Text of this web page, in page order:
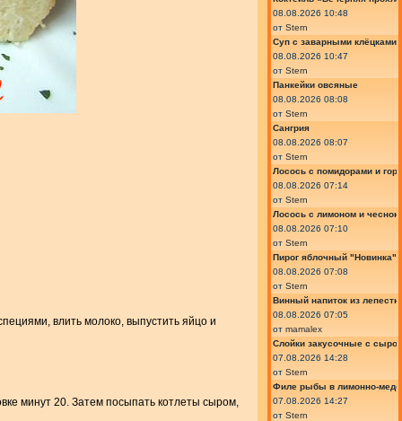
влить молоко, выпустить яйцо и
минут 20. Затем посыпать котлеты сыром,
08.08.2026 10:48
от Stern
Суп с заварными клёцками
08.08.2026 10:47
от Stern
Панкейки овсяные
08.08.2026 08:08
от Stern
Сангрия
08.08.2026 08:07
от Stern
Лосось с помидорами и
08.08.2026 07:14
от Stern
Лосось с лимоном и
08.08.2026 07:10
от Stern
Пирог яблочный "Новинка"
08.08.2026 07:08
от Stern
Винный напиток из
08.08.2026 07:05
от mamalex
Слойки закусочные с
07.08.2026 14:28
от Stern
Филе рыбы в лимонно-
07.08.2026 14:27
от Stern